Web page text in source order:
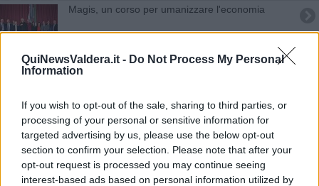
QuiNewsValdera.it - Do Not Process My Personal
Information
If you wish to opt-out of the sale, sharing to third parties, or
processing of your personal or sensitive information for
targeted advertising by us, please use the below opt-out
section to confirm your selection. Please note that after your
opt-out request is processed you may continue seeing
interest-based ads based on personal information utilized by
Magis, un corso per umanizzare l'economia
Piaggio, deciso l'assetto del dopo Colaninno
Leonardo Nanna presenta il suo nuovo romanzo
Fine dei lavori in via Leopardi ma arrivano altre
asfaltature
Operai Piaggio in rivolta per il lavoro